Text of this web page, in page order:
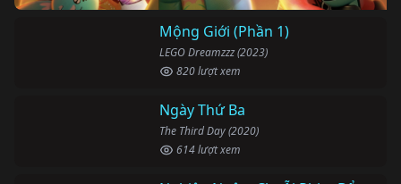
Mộng Giới (Phần 1)
LEGO Dreamzzz (2023)
820 lượt xem
Ngày Thứ Ba
The Third Day (2020)
614 lượt xem